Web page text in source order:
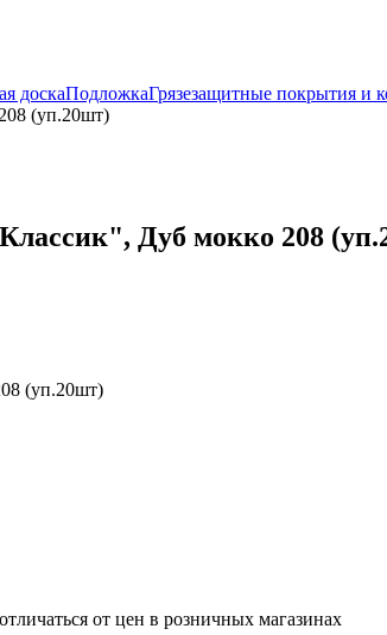
доскаПодложкаГрязезащитные покрытия и
(уп.20шт)
Дуб мокко 208
(уп.20шт)
от цен в розничных магазинах